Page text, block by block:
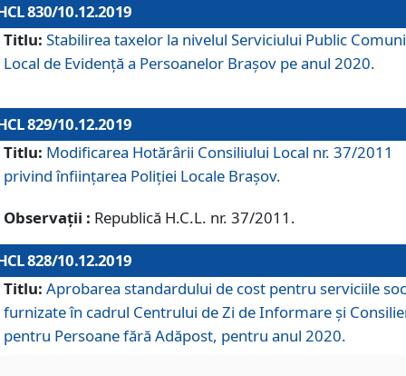
830/10.12.2019
Titlu: Stabilirea taxelor la nivelul Serviciului Public
Local de Evidenţă a Persoanelor Braşov pe anul 2020.
829/10.12.2019
Titlu: Modificarea Hotărârii Consiliului Local nr. 37/2011
privind înființarea Poliției Locale Brașov.
Observații : Republică H.C.L. nr. 37/2011.
828/10.12.2019
Titlu: Aprobarea standardului de cost pentru serviciile
furnizate în cadrul Centrului de Zi de Informare și
pentru Persoane fără Adăpost, pentru anul 2020.